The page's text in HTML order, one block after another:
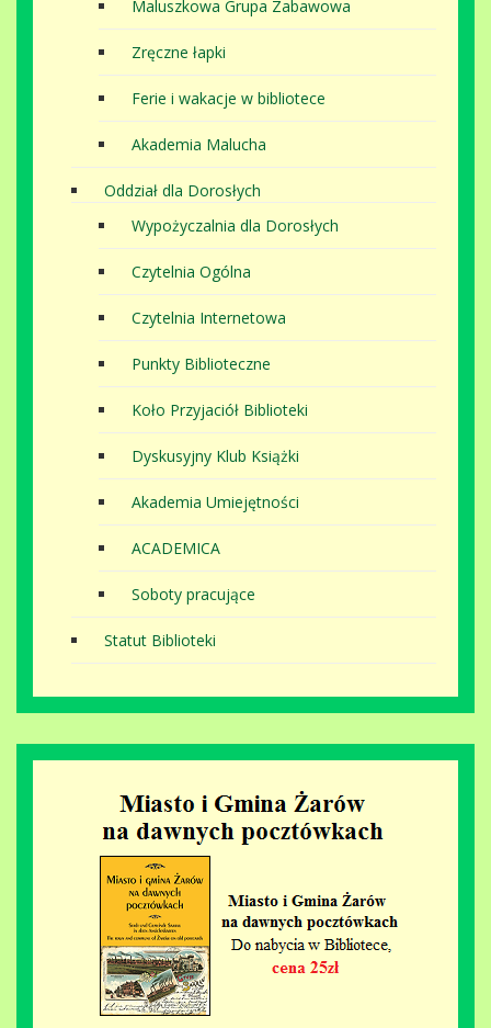
Maluszkowa Grupa Zabawowa
Zręczne łapki
Ferie i wakacje w bibliotece
Akademia Malucha
Oddział dla Dorosłych
Wypożyczalnia dla Dorosłych
Czytelnia Ogólna
Czytelnia Internetowa
Punkty Biblioteczne
Koło Przyjaciół Biblioteki
Dyskusyjny Klub Książki
Akademia Umiejętności
ACADEMICA
Soboty pracujące
Statut Biblioteki